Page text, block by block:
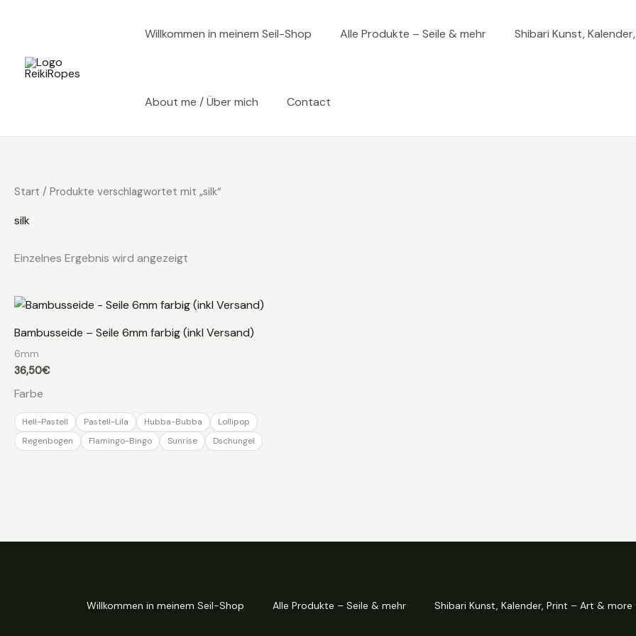
Willkommen in meinem Seil-Shop Alle Produkte – Seile & mehr Shibari Kunst,
About me / Über mich Contact
Start / Produkte verschlagwortet mit „silk“
silk
Einzelnes Ergebnis wird angezeigt
Bambusseide – Seile 6mm farbig (inkl Versand)
6mm
36,50€
Farbe
Hell-Pastell Pastell-Lila Hubba-Bubba
Lollipop
Regenbogen
Flamingo-Bingo Sunrise Dschungel
Willkommen in meinem Seil-Shop Alle Produkte – Seile & mehr Shibari Kunst, Kalender, Print – Art & more